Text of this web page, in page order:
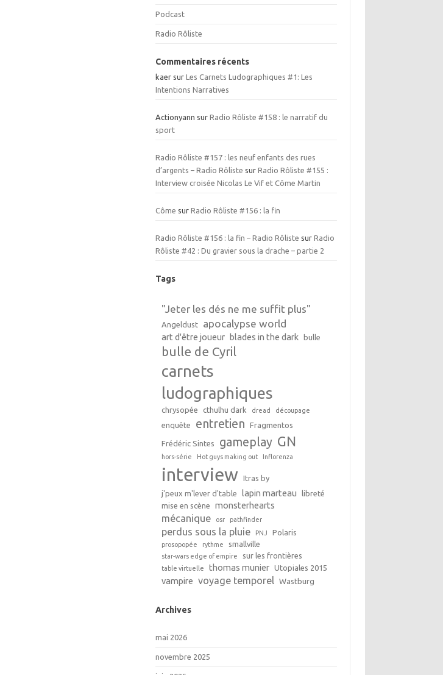
Podcast
Radio Rôliste
Commentaires récents
kaer surLes Carnets Ludographiques #1: Les
Intentions Narratives
Actionyann surRadio Rôliste #158 : le narratif du
sport
Radio Rôliste #157 : les neuf enfants des rues
d’argents – Radio Rôliste surRadio Rôliste #155 :
Interview croisée Nicolas Le Vif et Côme Martin
Côme surRadio Rôliste #156 : la fin
Radio Rôliste #156 : la fin – Radio Rôliste surRadio
Rôliste #42 : Du gravier sous la drache – partie 2
Tags
"Jeter les dés ne me suffit plus"
Angeldust apocalypse world
art d'être joueur blades in the dark bulle
bulle de Cyril
carnets
ludographiques
chrysopée cthulhu dark dread découpage
enquête entretien Fragmentos
Frédéric Sintes gameplay GN
hors-série Hot guys making out Inflorenza
interview
Itras by
j'peux m'lever d'table
lapin marteau
libreté
mise en scène
monsterhearts
mécanique osr pathfinder
perdus sous la pluie PNJ Polaris
prosopopée rythme smallville
star-wars edge of empire sur les frontières
table virtuelle thomas munier Utopiales 2015
vampire voyage temporel Wastburg
Archives
mai 2026
novembre 2025